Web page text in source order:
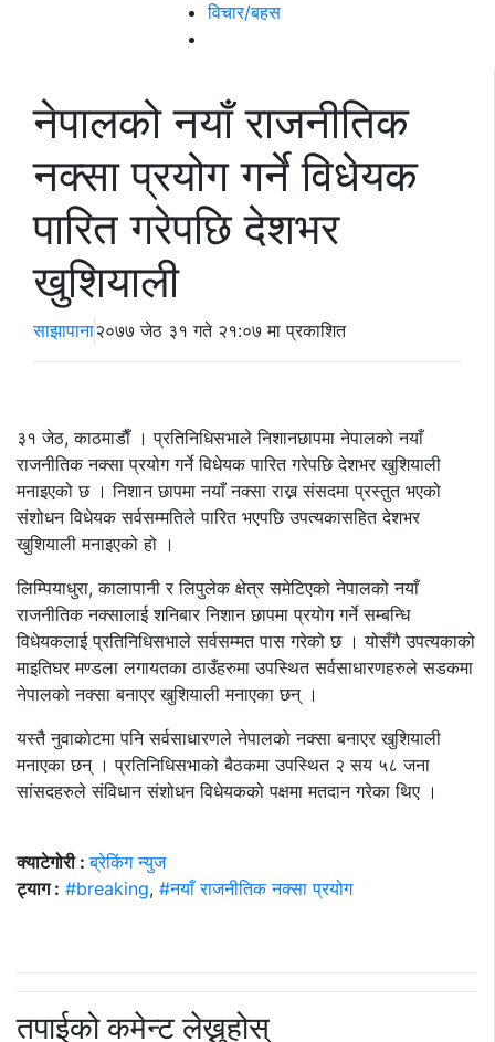
विचार/बहस
नेपालको नयाँ राजनीतिक
नक्सा प्रयोग गर्ने विधेयक
पारित गरेपछि देशभर
खुशियाली
साझापाना२०७७ जेठ ३१ गते २१:०७ मा प्रकाशित
३१ जेठ, काठमाडाैँ । प्रतिनिधिसभाले निशानछापमा नेपालको नयाँ
राजनीतिक नक्सा प्रयोग गर्ने विधेयक पारित गरेपछि देशभर खुशियाली
मनाइएको छ । निशान छापमा नयाँ नक्सा राख्न संसदमा प्रस्तुत भएको
संशोधन विधेयक सर्वसम्मतिले पारित भएपछि उपत्यकासहित देशभर
खुशियाली मनाइएको हो ।
लिम्पियाधुरा, कालापानी र लिपुलेक क्षेत्र समेटिएको नेपालको नयाँ
राजनीतिक नक्सालाई शनिबार निशान छापमा प्रयोग गर्ने सम्बन्धि
विधेयकलाई प्रतिनिधिसभाले सर्वसम्मत पास गरेको छ । योसँगै उपत्यकाको
माइतिघर मण्डला लगायतका ठाउँहरुमा उपस्थित सर्वसाधारणहरुले सडकमा
नेपालको नक्सा बनाएर खुशियाली मनाएका छन् ।
यस्तै नुवाकाेटमा पनि सर्वसाधारणले नेपालकाे नक्सा बनाएर खुशियाली
मनाएका छन् । प्रतिनिधिसभाको बैठकमा उपस्थित २ सय ५८ जना
सांसदहरुले संविधान संशोधन विधेयकको पक्षमा मतदान गरेका थिए ।
क्याटेगोरी :ब्रेकिंग न्युज
ट्याग : #breaking, #नयाँ राजनीतिक नक्सा प्रयोग
तपाईको कमेन्ट लेख्नुहोस्